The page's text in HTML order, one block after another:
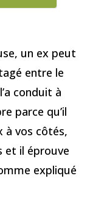
un ex peut
entre le
conduit à
parce qu’il
à vos côtés,
il éprouve
expliqué